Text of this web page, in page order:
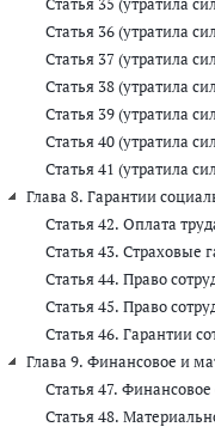
Статья 35 (утратила
Статья 36 (утратила
Статья 37 (утратила
Статья 38 (утратила
Статья 39 (утратила
Статья 40 (утратила
Статья 41 (утратила
Глава 8. Гарантии
Статья 42. Оплата
Статья 43. Страховые
Статья 44. Право
Статья 45. Право
Статья 46. Гарантии
Глава 9. Финансовое и
Статья 47. Финансовое
Статья 48.